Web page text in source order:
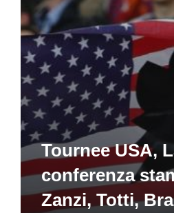
Tournee USA,
conferenza
Zanzi, Totti,